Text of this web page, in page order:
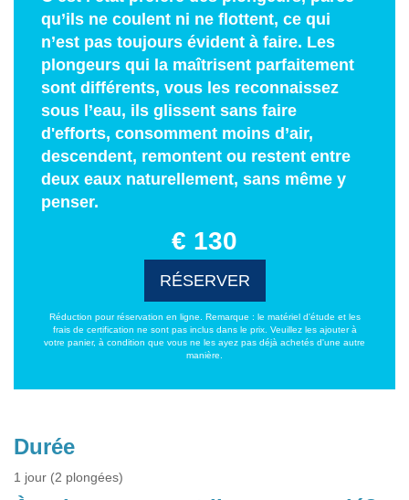
qu’ils ne coulent ni ne flottent, ce qui
n’est pas toujours évident à faire. Les
plongeurs qui la maîtrisent parfaitement
sont différents, vous les reconnaissez
sous l’eau, ils glissent sans faire
d'efforts, consomment moins d’air,
descendent, remontent ou restent entre
deux eaux naturellement, sans même y
penser.
€ 130
RÉSERVER
Réduction pour réservation en ligne. Remarque : le matériel d'étude et les
frais de certification ne sont pas inclus dans le prix. Veuillez les ajouter à
votre panier, à condition que vous ne les ayez pas déjà achetés d'une autre
manière.
Durée
1 jour (2 plongées)